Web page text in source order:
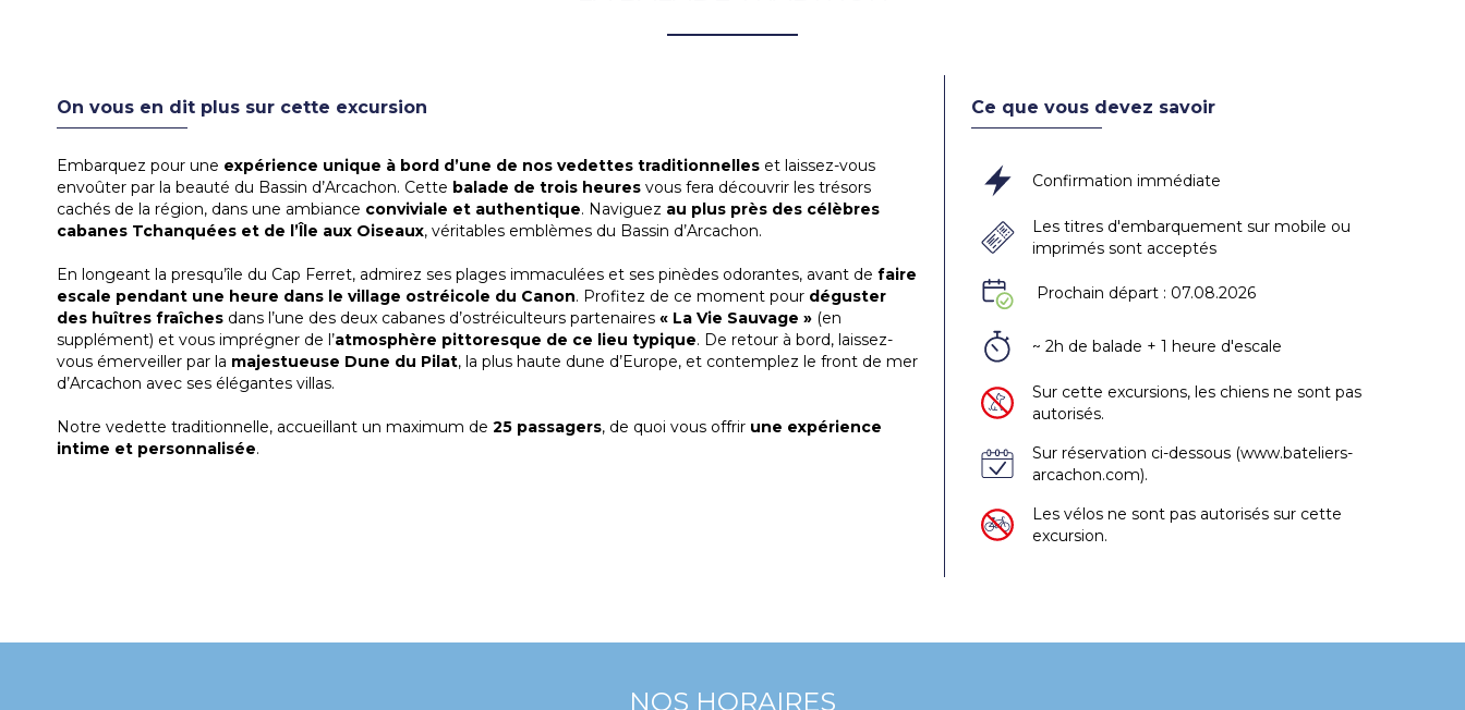
On vous en dit plus sur cette excursion
Embarquez pour une expérience unique à bord d’une de nos vedettes traditionnelles et laissez-vous
envoûter par la beauté du Bassin d’Arcachon. Cette balade de trois heures vous fera découvrir les trésors
cachés de la région, dans une ambiance conviviale et authentique. Naviguez au plus près des célèbres
cabanes Tchanquées et de l’Île aux Oiseaux, véritables emblèmes du Bassin d’Arcachon.
En longeant la presqu’île du Cap Ferret, admirez ses plages immaculées et ses pinèdes odorantes, avant de faire
escale pendant une heure dans le village ostréicole du Canon. Profitez de ce moment pour déguster
des huîtres fraîches dans l’une des deux cabanes d’ostréiculteurs partenaires « La Vie Sauvage » (en
supplément) et vous imprégner de l’atmosphère pittoresque de ce lieu typique. De retour à bord, laissez-
vous émerveiller par la majestueuse Dune du Pilat, la plus haute dune d’Europe, et contemplez le front de mer
d’Arcachon avec ses élégantes villas.
Notre vedette traditionnelle, accueillant un maximum de 25 passagers, de quoi vous offrir une expérience
intime et personnalisée.
Ce que vous devez savoir
Confirmation immédiate
Les titres d'embarquement sur mobile ou
imprimés sont acceptés
Prochain départ : 07.08.2026
~ 2h de balade + 1 heure d'escale
Sur cette excursions, les chiens ne sont pas
autorisés.
Sur réservation ci-dessous (www.bateliers-
arcachon.com).
Les vélos ne sont pas autorisés sur cette
excursion.
NOS HORAIRES